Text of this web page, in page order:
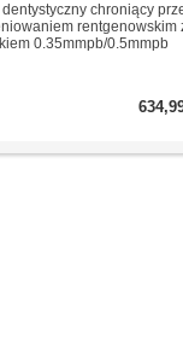
dentystyczny chroniący
rentgenowskim
0.35mmpb/0.5mmpb